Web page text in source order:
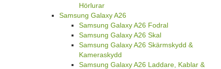
Hörlurar
Samsung Galaxy A26
Samsung Galaxy A26 Fodral
Samsung Galaxy A26 Skal
Samsung Galaxy A26 Skärmskydd &
Kameraskydd
Samsung Galaxy A26 Laddare, Kablar &